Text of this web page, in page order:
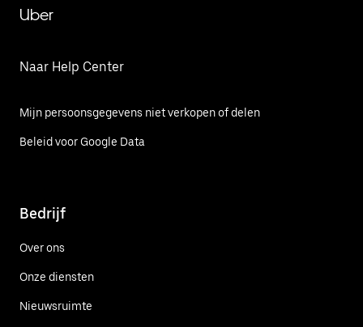
Uber
Naar Help Center
Mijn persoonsgegevens niet verkopen of delen
Beleid voor Google Data
Bedrijf
Over ons
Onze diensten
Nieuwsruimte